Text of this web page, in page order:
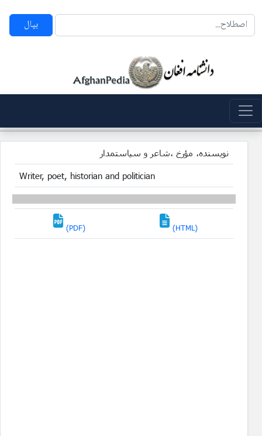
بپال
نویسنده، مؤرخ ،شاعر و سیاستمدار
Writer, poet, historian and politician
(PDF) (HTML)